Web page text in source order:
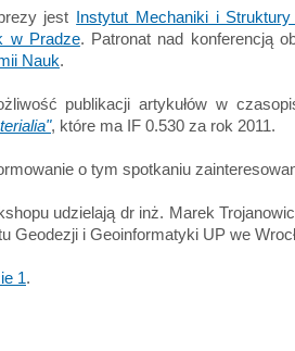
jest Instytut Mechaniki i
w Pradze. Patronat nad konferencją
Nauk.
publikacji artykułów w
, które ma IF 0.530 za rok 2011.
o tym spotkaniu
udzielają dr inż. Marek
Geodezji i Geoinformatyki UP we
1.